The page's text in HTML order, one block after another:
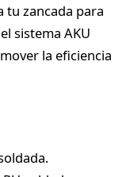
tu zancada para
sistema AKU
la eficiencia